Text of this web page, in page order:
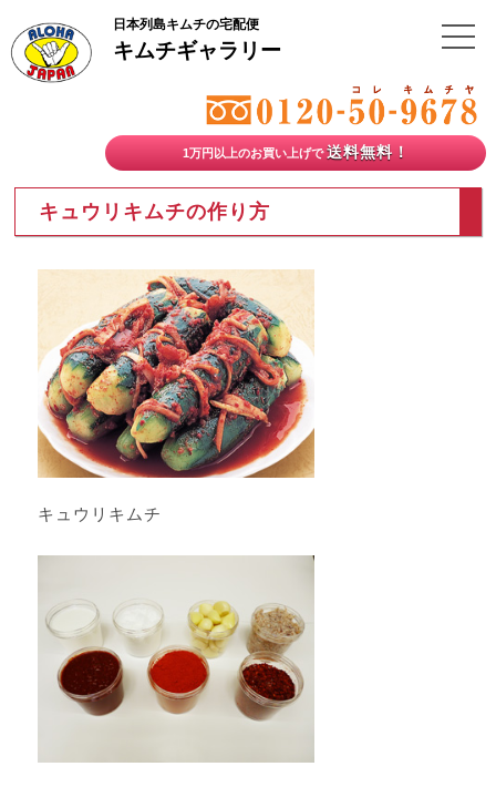
日本列島キムチの宅配便
キムチギャラリー
1万円以上のお買い上げで送料無料！
キュウリキムチの作り方
キュウリキムチ